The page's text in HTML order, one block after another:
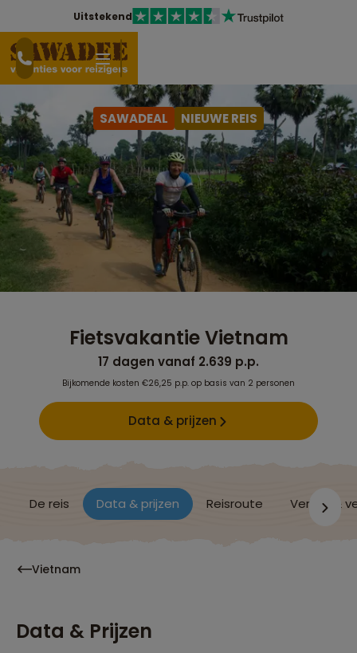
Uitstekend
SAWADEAL NIEUWE REIS
Fietsvakantie Vietnam
17 dagen vanaf 2.639 p.p.
Bijkomende kosten €26,25 p.p. op basis van 2 personen
Data & prijzen
De reis Data & prijzen Reisroute Verblijf &
Vietnam
Data & Prijzen